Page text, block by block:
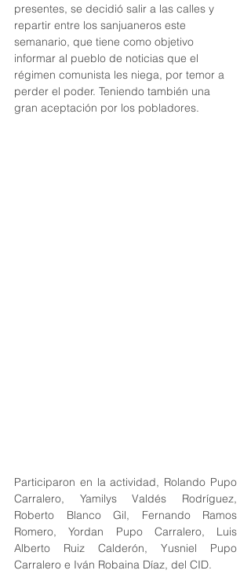
presentes, se decidió salir a las calles y
repartir entre los sanjuaneros este
semanario, que tiene como objetivo
informar al pueblo de noticias que el
régimen comunista les niega, por temor a
perder el poder. Teniendo también una
gran aceptación por los pobladores.
Participaron en la actividad, Rolando Pupo
Carralero, Yamilys Valdés Rodríguez,
Roberto Blanco Gil, Fernando Ramos
Romero, Yordan Pupo Carralero, Luis
Alberto Ruiz Calderón, Yusniel Pupo
Carralero e Iván Robaina Díaz, del CID.